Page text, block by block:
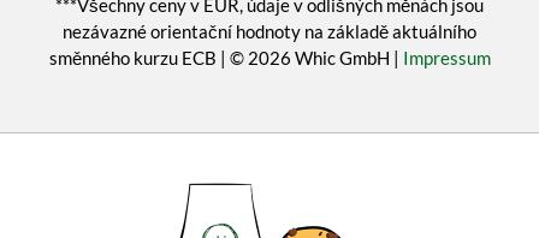
***Všechny ceny v EUR, údaje v odlišných měnách jsou
nezávazné orientační hodnoty na základě aktuálního
směnného kurzu ECB | © 2026 Whic GmbH | Impressum